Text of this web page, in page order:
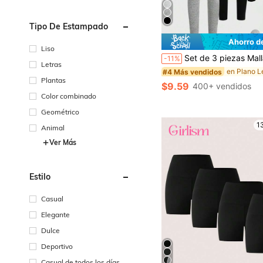
Tipo De Estampado
Liso
Letras
Plantas
Color combinado
Geométrico
Animal
Ver Más
Estilo
Casual
Elegante
Dulce
Deportivo
Ahorro
-11% Set de 3 piezas Mallas deportivas básicas de unicolor y silueta ajustada para adolescentes, aptas para
#4 Más vendidos
¡Casi agotado!
#4 Más vendidos
¡Casi agotado!
#4 Más vendidos
¡Casi agotado!
#4 Más vendidos
¡Casi agotado!
$9.59 400+ vendidos